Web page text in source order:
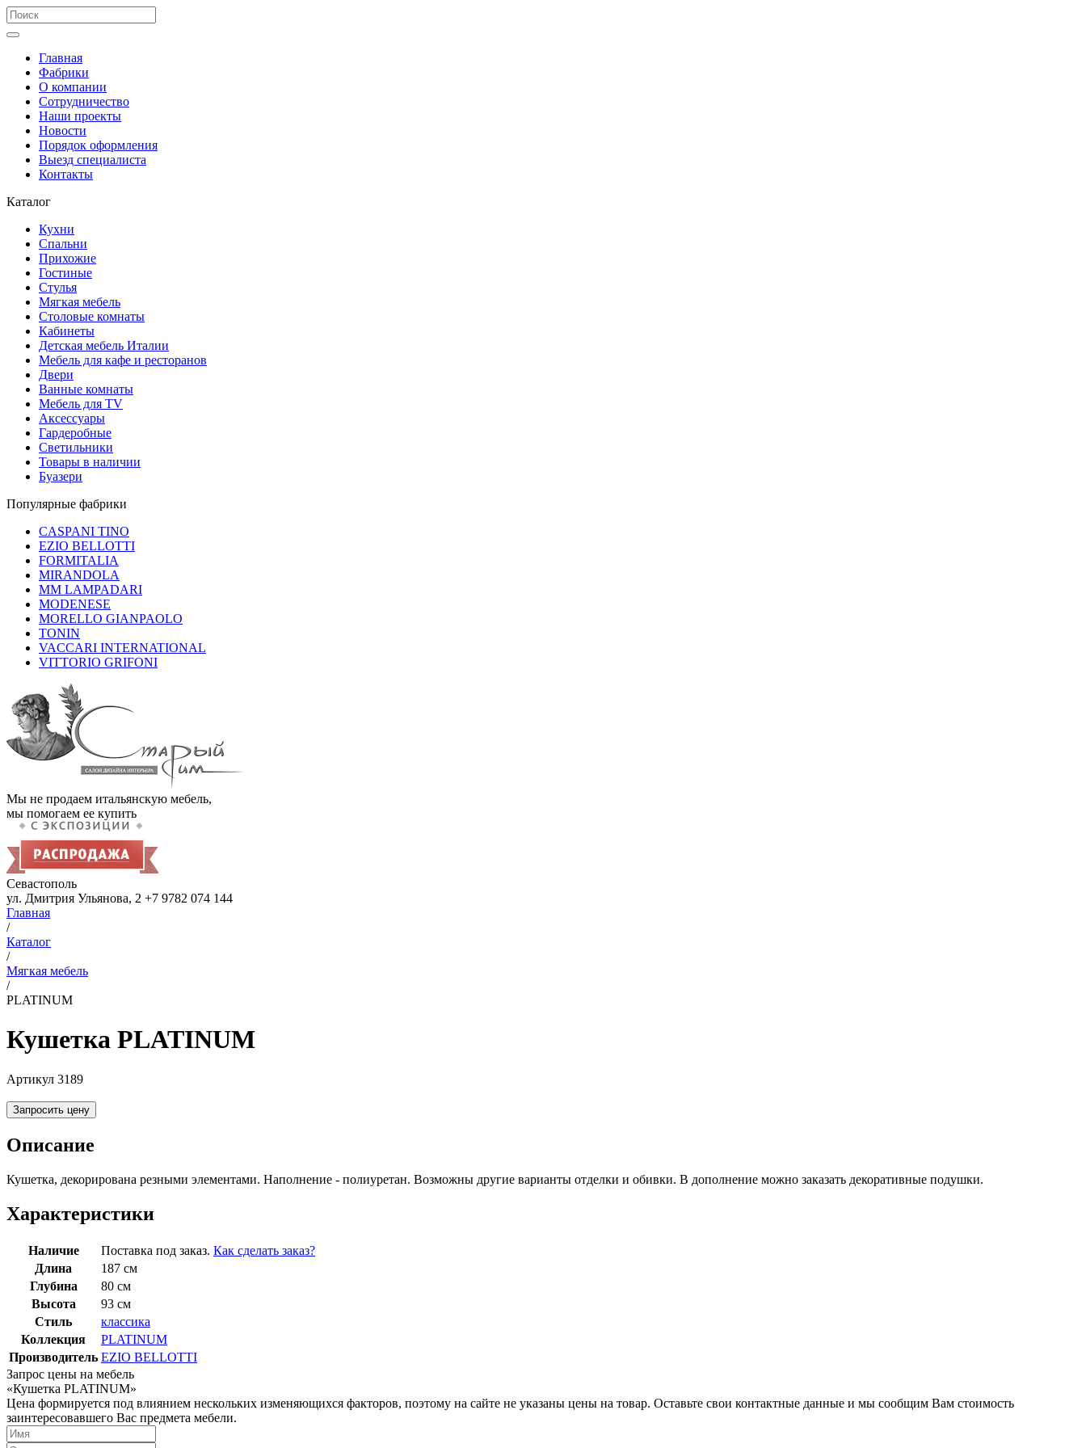
Главная
Фабрики
О компании
Сотрудничество
Наши проекты
Новости
Порядок оформления
Выезд специалиста
Контакты
Каталог
Кухни
Спальни
Прихожие
Гостиные
Стулья
Мягкая мебель
Столовые комнаты
Кабинеты
Детская мебель Италии
Мебель для кафе и ресторанов
Двери
Ванные комнаты
Мебель для TV
Аксессуары
Гардеробные
Светильники
Товары в наличии
Буазери
Популярные фабрики
CASPANI TINO
EZIO BELLOTTI
FORMITALIA
MIRANDOLA
MM LAMPADARI
MODENESE
MORELLO GIANPAOLO
TONIN
VACCARI INTERNATIONAL
VITTORIO GRIFONI
Мы не продаем итальянскую мебель,
мы помогаем ее купить
Севастополь
ул. Дмитрия Ульянова, 2 +7 9782 074 144
Главная
/
Каталог
/
Мягкая мебель
/
PLATINUM
Кушетка PLATINUM
Артикул 3189
Запросить цену
Описание
Кушетка, декорирована резными элементами. Наполнение - полиуретан. Возможны другие варианты отделки и обивки. В дополнение можно заказать декоративные подушки.
Характеристики
Наличие Поставка под заказ. Как сделать заказ?
Длина
187 см
Глубина
80 см
Высота
93 см
Стиль
классика
Коллекция
PLATINUM
Производитель EZIO BELLOTTI
Запрос цены на мебель
«Кушетка PLATINUM»
Цена формируется под влиянием нескольких изменяющихся факторов, поэтому на сайте не указаны цены на товар. Оставьте свои контактные данные и мы сообщим Вам стоимость
заинтересовавшего Вас предмета мебели.